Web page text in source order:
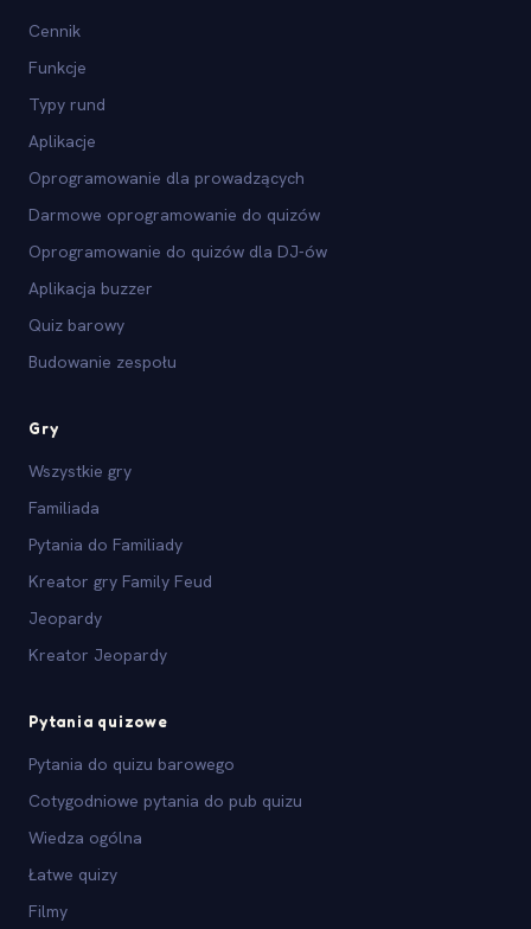
Cennik
Funkcje
Typy rund
Aplikacje
Oprogramowanie dla prowadzących
Darmowe oprogramowanie do quizów
Oprogramowanie do quizów dla DJ-ów
Aplikacja buzzer
Quiz barowy
Budowanie zespołu
Gry
Wszystkie gry
Familiada
Pytania do Familiady
Kreator gry Family Feud
Jeopardy
Kreator Jeopardy
Pytania quizowe
Pytania do quizu barowego
Cotygodniowe pytania do pub quizu
Wiedza ogólna
Łatwe quizy
Filmy